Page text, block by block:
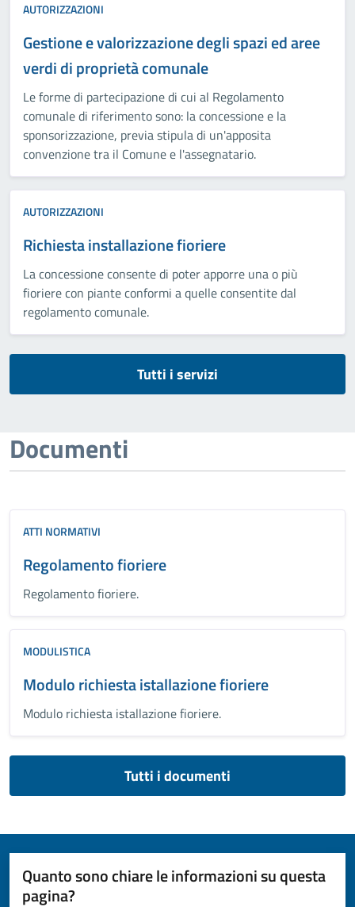
AUTORIZZAZIONI
Gestione e valorizzazione degli spazi ed aree
verdi di proprietà comunale
Le forme di partecipazione di cui al Regolamento
comunale di riferimento sono: la concessione e la
sponsorizzazione, previa stipula di un'apposita
convenzione tra il Comune e l'assegnatario.
AUTORIZZAZIONI
Richiesta installazione fioriere
La concessione consente di poter apporre una o più
fioriere con piante conformi a quelle consentite dal
regolamento comunale.
Tutti i servizi
Documenti
ATTI NORMATIVI
Regolamento fioriere
Regolamento fioriere.
MODULISTICA
Modulo richiesta istallazione fioriere
Modulo richiesta istallazione fioriere.
Tutti i documenti
Quanto sono chiare le informazioni su questa
pagina?